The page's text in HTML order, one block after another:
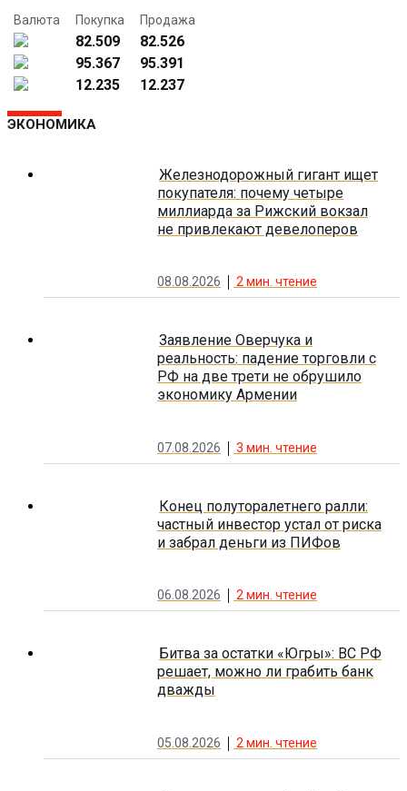
Валюта Покупка Продажа
82.509
82.526
95.367
95.391
12.235
12.237
ЭКОНОМИКА
Железнодорожный гигант ищет
покупателя: почему четыре
миллиарда за Рижский вокзал
не привлекают девелоперов
08.08.2026 2 мин. чтение
Заявление Оверчука и
реальность: падение торговли с
РФ на две трети не обрушило
экономику Армении
07.08.2026 3 мин. чтение
Конец полуторалетнего ралли:
частный инвестор устал от риска
и забрал деньги из ПИФов
06.08.2026 2 мин. чтение
Битва за остатки «Югры»: ВС РФ
решает, можно ли грабить банк
дважды
05.08.2026 2 мин. чтение